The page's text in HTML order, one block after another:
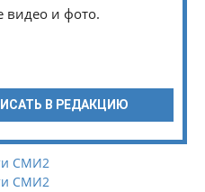
видео и фото.
В РЕДАКЦИЮ
СМИ2
СМИ2